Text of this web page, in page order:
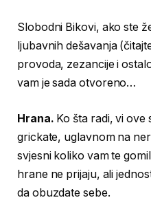
Slobodni Bikovi, ako ste
ljubavnih dešavanja
provoda, zezancije i
vam je sada otvoreno…
Hrana. Ko šta radi, vi ove
grickate, uglavnom na
svjesni koliko vam te
hrane ne prijaju, ali
da obuzdate sebe.